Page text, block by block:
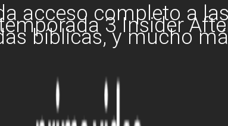
acceso completo a
3 Insider
bíblicas, y mucho